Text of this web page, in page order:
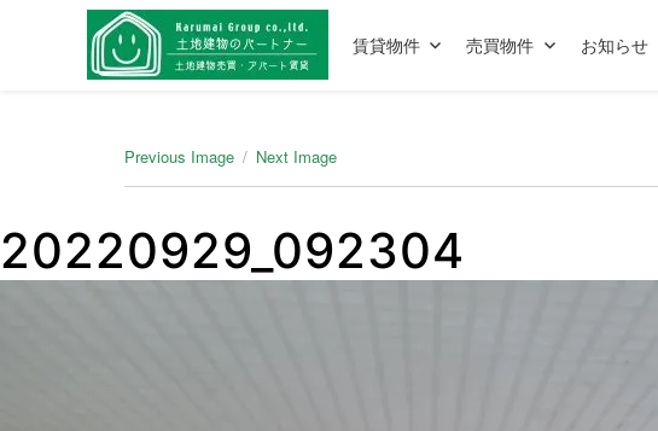
賃貸物件 売買物件 お知らせ
Previous Image Next Image
20220929_092304